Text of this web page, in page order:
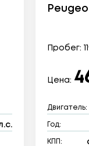
Пробег:
Цена:
Двигатель:
Год:
КПП: